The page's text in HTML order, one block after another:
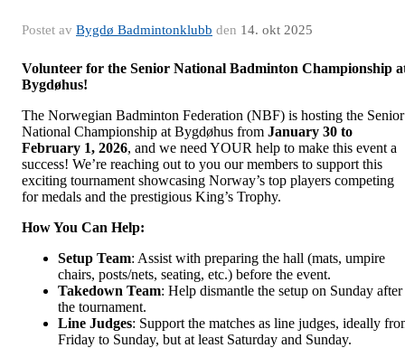
Postet av Bygdø Badmintonklubb den 14. okt 2025
Volunteer for the Senior National Badminton Championship
Bygdøhus!
The Norwegian Badminton Federation (NBF) is hosting the Senior
National Championship at Bygdøhus from January 30 to
February 1, 2026, and we need YOUR help to make this event a
success! We’re reaching out to you our members to support this
exciting tournament showcasing Norway’s top players competing
for medals and the prestigious King’s Trophy.
How You Can Help:
Setup Team: Assist with preparing the hall (mats, umpire
chairs, posts/nets, seating, etc.) before the event.
Takedown Team: Help dismantle the setup on Sunday after
the tournament.
Line Judges: Support the matches as line judges, ideally
Friday to Sunday, but at least Saturday and Sunday.